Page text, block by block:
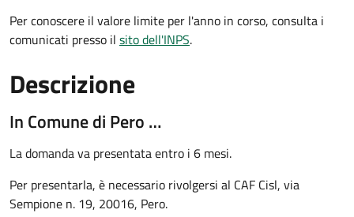
Per conoscere il valore limite per l'anno in corso, consulta i
comunicati presso il sito dell'INPS.
Descrizione
In Comune di Pero …
La domanda va presentata entro i 6 mesi.
Per presentarla, è necessario rivolgersi al CAF Cisl, via
Sempione n. 19, 20016, Pero.